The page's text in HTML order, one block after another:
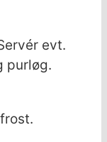
evt.
purløg.